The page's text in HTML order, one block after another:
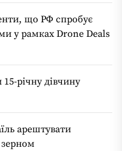
що РФ спробує
у рамках Drone Deals
річну дівчину
арештувати
зерном